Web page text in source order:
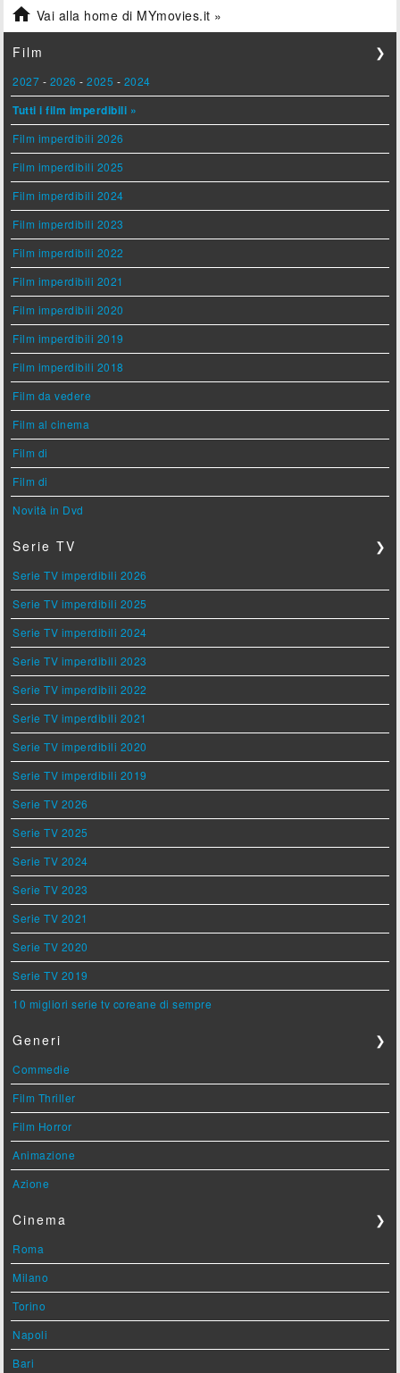
 Vai alla home di MYmovies.it »
Film ❯
2027 - 2026 -2025 - 2024
Tutti i film imperdibili »
Film imperdibili 2026
Film imperdibili 2025
Film imperdibili 2024
Film imperdibili 2023
Film imperdibili 2022
Film imperdibili 2021
Film imperdibili 2020
Film imperdibili 2019
Film imperdibili 2018
Film da vedere
Film al cinema
Film di
Film di
Novità in Dvd
Serie TV ❯
Serie TV imperdibili 2026
Serie TV imperdibili 2025
Serie TV imperdibili 2024
Serie TV imperdibili 2023
Serie TV imperdibili 2022
Serie TV imperdibili 2021
Serie TV imperdibili 2020
Serie TV imperdibili 2019
Serie TV 2026
Serie TV 2025
Serie TV 2024
Serie TV 2023
Serie TV 2021
Serie TV 2020
Serie TV 2019
10 migliori serie tv coreane di sempre
Generi ❯
Commedie
Film Thriller
Film Horror
Animazione
Azione
Cinema ❯
Roma
Milano
Torino
Napoli
Bari